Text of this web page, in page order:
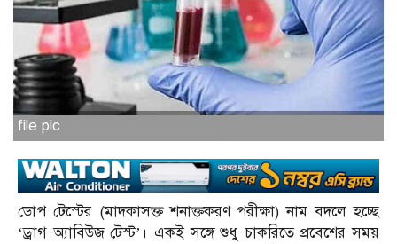
file pic
ডোপ টেস্টের (মাদকাসক্ত শনাক্তকরণ পরীক্ষা) নাম বদলে হচ্ছে
‘ড্রাগ অ্যাবিউজ টেস্ট’। একই সঙ্গে শুধু চাকরিতে প্রবেশের সময়